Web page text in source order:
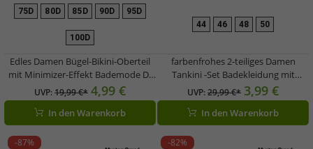
75D 80D 85D 90D 95D
100D
Edles Damen Bügel-Bikini-Oberteil
mit Minimizer-Effekt Bademode D-
Körbchen 976949 Schwarz
UVP:19,99 €* 4,99 €
In den Warenkorb
44 46 48 50
farbenfrohes 2-teiliges Damen
Tankini -Set Badekleidung mit
gefütterten Cups Tankini Top und
Slip für Strand & Sommer 963546
Türkis
UVP:29,99 €* 3,99 €
In den Warenkorb
-87% -82%